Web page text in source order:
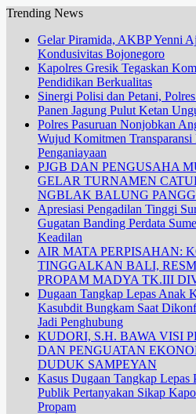
Trending News
Gelar Piramida, AKBP Yenni
Kondusivitas Bojonegoro
Kapolres Gresik Tegaskan
Pendidikan Berkualitas
Sinergi Polisi dan Petani,
Panen Jagung Pulut Ketan
Polres Pasuruan Nonjobkan
Wujud Komitmen Transparansi
Penganiayaan
PJGB DAN PENGUSAHA
GELAR TURNAMEN
NGBLAK BALUNG
Apresiasi Pengadilan Tinggi
Gugatan Banding Perdata
Keadilan
AIR MATA PERPISAHAN:
TINGGALKAN BALI,
PROPAM MADYA TK.III
Dugaan Tangkap Lepas Anak
Kasubdit Bungkam Saat
Jadi Penghubung
KUDORI, S.H. BAWA VISI
DAN PENGUATAN
DUDUK SAMPEYAN
Kasus Dugaan Tangkap Lepas
Publik Pertanyakan Sikap
Propam